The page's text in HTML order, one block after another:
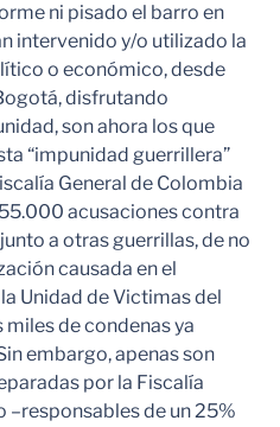
ni pisado el barro en
intervenido y/o utilizado la
o económico, desde
disfrutando
son ahora los que
“impunidad guerrillera”
General de Colombia
acusaciones contra
a otras guerrillas, de no
causada en el
Unidad de Victimas del
miles de condenas ya
embargo, apenas son
por la Fiscalía
–responsables de un 25%